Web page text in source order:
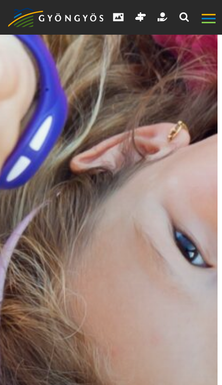
A
VÁROS
KIEMELT
LÁTVÁNYOSSÁGOK
GYÖNGYÖS
VÁROS
ÉRTÉKTÁRA
VÁROSUNKRÓL
LAKOSSÁGI
INFORMÁCIÓK
HASZNOS
KVÍZ